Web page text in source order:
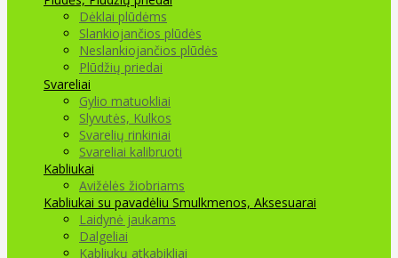
Dėklai plūdėms
Slankiojančios plūdės
Neslankiojančios plūdės
Plūdžių priedai
Svareliai
Gylio matuokliai
Slyvutės, Kulkos
Svarelių rinkiniai
Svareliai kalibruoti
Kabliukai
Avižėlės žiobriams
Kabliukai su pavadėliu Smulkmenos, Aksesuarai
Laidynė jaukams
Dalgeliai
Kabliukų atkabikliai